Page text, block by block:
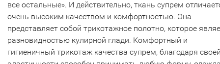
все остальные». И действительно, ткань супрем
очень высоким качеством и комфортностью. Она
представляет собой трикотажное полотно, которое
разновидностью кулирной глади. Комфортный и
гигиеничный трикотаж качества супрем, благодаря